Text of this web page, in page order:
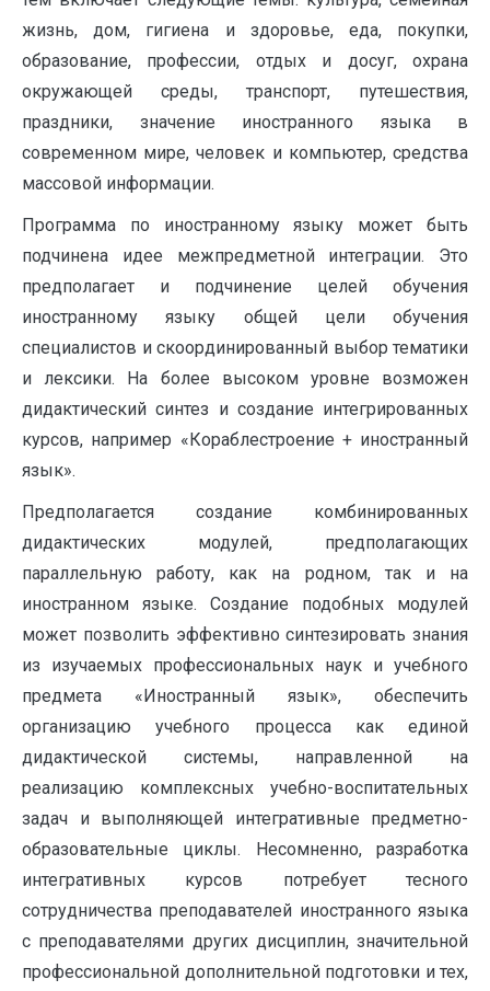
жизнь, дом, гигиена и здоровье, еда, покупки,
образование, профессии, отдых и досуг, охрана
окружающей среды, транспорт, путешествия,
праздники, значение иностранного языка в
современном мире, человек и компьютер, средства
массовой информации.
Программа по иностранному языку может быть
подчинена идее межпредметной интеграции. Это
предполагает и подчинение целей обучения
иностранному языку общей цели обучения
специалистов и скоординированный выбор тематики
и лексики. На более высоком уровне возможен
дидактический синтез и создание интегрированных
курсов, например «Кораблестроение + иностранный
язык».
Предполагается создание комбинированных
дидактических модулей, предполагающих
параллельную работу, как на родном, так и на
иностранном языке. Создание подобных модулей
может позволить эффективно синтезировать знания
из изучаемых профессиональных наук и учебного
предмета «Иностранный язык», обеспечить
организацию учебного процесса как единой
дидактической системы, направленной на
реализацию комплексных учебно-воспитательных
задач и выполняющей интегративные предметно-
образовательные циклы. Несомненно, разработка
интегративных курсов потребует тесного
сотрудничества преподавателей иностранного языка
с преподавателями других дисциплин, значительной
профессиональной дополнительной подготовки и тех,